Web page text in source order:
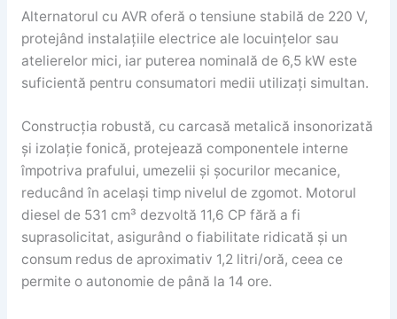
Alternatorul cu AVR oferă o tensiune stabilă de 220 V,
protejând instalațiile electrice ale locuințelor sau
atelierelor mici, iar puterea nominală de 6,5 kW este
suficientă pentru consumatori medii utilizați simultan.
Construcția robustă, cu carcasă metalică insonorizată
și izolație fonică, protejează componentele interne
împotriva prafului, umezelii și șocurilor mecanice,
reducând în același timp nivelul de zgomot. Motorul
diesel de 531 cm³ dezvoltă 11,6 CP fără a fi
suprasolicitat, asigurând o fiabilitate ridicată și un
consum redus de aproximativ 1,2 litri/oră, ceea ce
permite o autonomie de până la 14 ore.